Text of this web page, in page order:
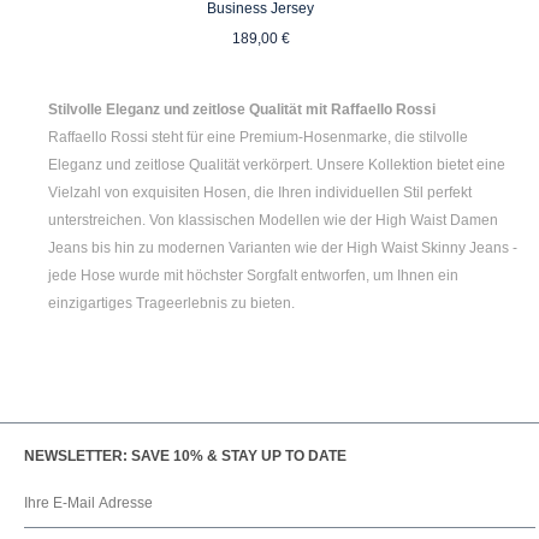
Business Jersey
Regulärer Preis:
189,00 €
Stilvolle Eleganz und zeitlose Qualität mit Raffaello Rossi
Raffaello Rossi steht für eine Premium-Hosenmarke, die stilvolle
Eleganz und zeitlose Qualität verkörpert. Unsere Kollektion bietet eine
Vielzahl von exquisiten Hosen, die Ihren individuellen Stil perfekt
unterstreichen. Von klassischen Modellen wie der High Waist Damen
Jeans bis hin zu modernen Varianten wie der High Waist Skinny Jeans -
jede Hose wurde mit höchster Sorgfalt entworfen, um Ihnen ein
einzigartiges Trageerlebnis zu bieten.
NEWSLETTER: SAVE 10% & STAY UP TO DATE